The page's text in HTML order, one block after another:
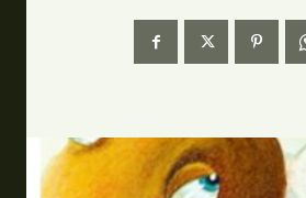
Patrimoniu
Produs Acasă